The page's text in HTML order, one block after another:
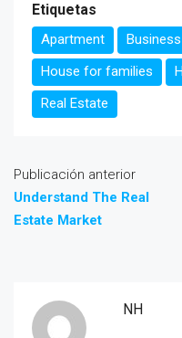
Etiquetas
Apartment
House for families
Real Estate
Publicación anterior
Understand The Real
Estate Market
NH